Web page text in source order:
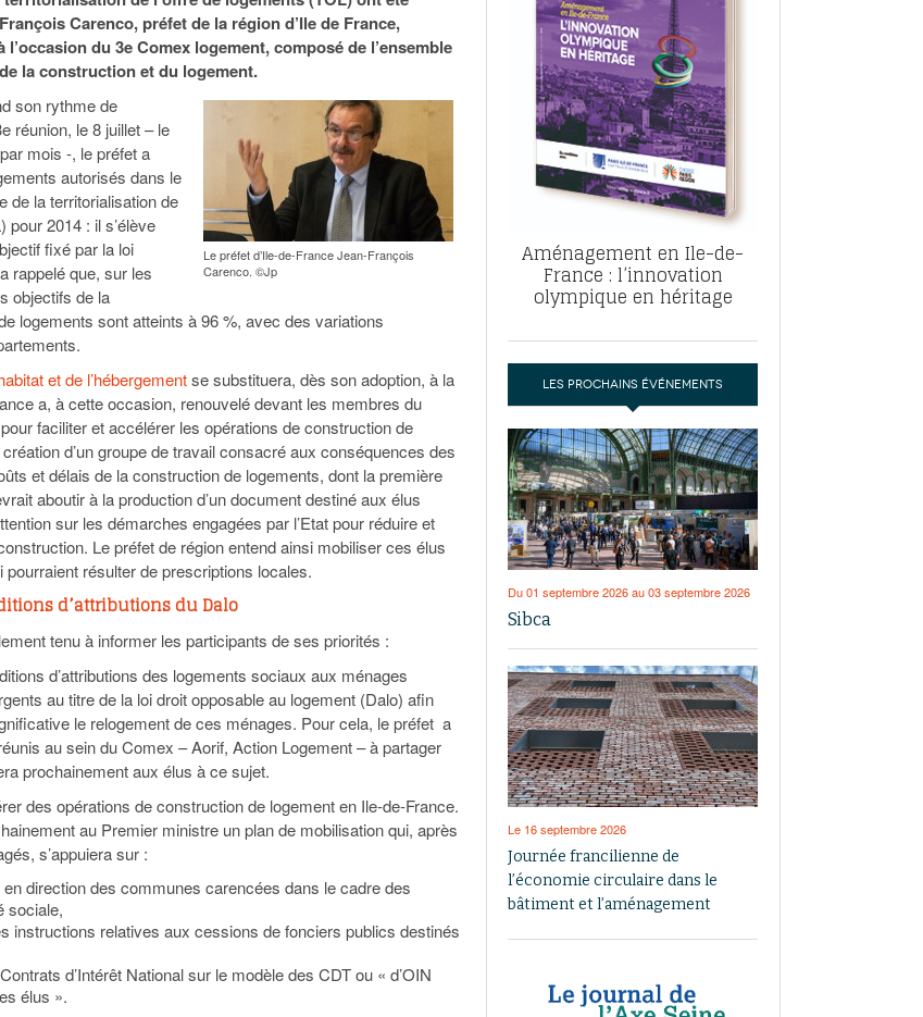
À Paris, les cadres de la tech et de la finance
redessinent le marché de la location de luxe
16 juillet 2026
Saint-Agne immobilier inaugure une nouvelle
résidence à Torcy
janvier 2026
Municipales 2026 : la CCI livre 23 pistes pour
Municipales 2026 : la CCI de l’Essonne publie un
Cahier d’expert à destination des candidats
janvier 2026
Plus d'articles
Exclusif – Apex, ABF, ZAC : F. Vauglin détaille sa
feuille de route pour l’urbanisme parisien- 17
À Paris, les cadres de la tech et de la finance
redessinent le marché de la location de luxe-
16 juillet 2026
Plus d'articles
Carenco, préfet de la région d’Ile de France,
l’occasion du 3e Comex logement, composé de l’ensemble
la construction et du logement.
Le préfet d’Ile-de-France Jean-François
Carenco. ©Jp
son rythme de
réunion, le 8 juillet – le
mois -, le préfet a
autorisés dans le
de la territorialisation de
pour 2014 : il s’élève
fixé par la loi
rappelé que, sur les
objectifs de la
logements sont atteints à 96 %, avec des variations
et de l’hébergementse substituera, dès son adoption, à la
a, à cette occasion, renouvelé devant les membres du
faciliter et accélérer les opérations de construction de
d’un groupe de travail consacré aux conséquences des
et délais de la construction de logements, dont la première
aboutir à la production d’un document destiné aux élus
sur les démarches engagées par l’Etat pour réduire et
Le préfet de région entend ainsi mobiliser ces élus
résulter de prescriptions locales.
d’attributions du Dalo
tenu à informer les participants de ses priorités :
d’attributions des logements sociaux aux ménages
au titre de la loi droit opposable au logement (Dalo) afin
le relogement de ces ménages. Pour cela, le préfet a
au sein du Comex – Aorif, Action Logement – à partager
prochainement aux élus à ce sujet.
des opérations de construction de logement en Ile-de-France.
au Premier ministre un plan de mobilisation qui, après
s’appuiera sur :
direction des communes carencées dans le cadre des
sociale,
instructions relatives aux cessions de fonciers publics destinés
d’Intérêt National sur le modèle des CDT ou « d’OIN
élus ».
Aménagement en Ile-de-
France : l’innovation
olympique en héritage
LES PROCHAINS ÉVÉNEMENTS
Du 01 septembre 2026 au 03 septembre 2026
Sibca
Le 16 septembre 2026
Journée francilienne de
l’économie circulaire dans le
bâtiment et l’aménagement